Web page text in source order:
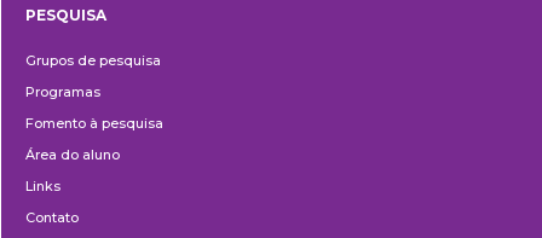
PESQUISA
Grupos de pesquisa
Programas
Fomento à pesquisa
Área do aluno
Links
Contato